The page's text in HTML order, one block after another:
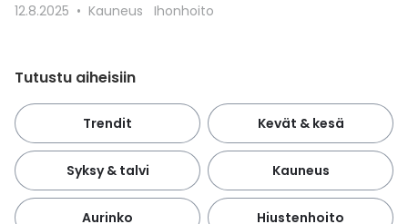
Tutustu aiheisiin
Trendit Kevät & kesä
Syksy & talvi Kauneus
Aurinko Hiustenhoito
12.8.2025
Kauneus Ihonhoito